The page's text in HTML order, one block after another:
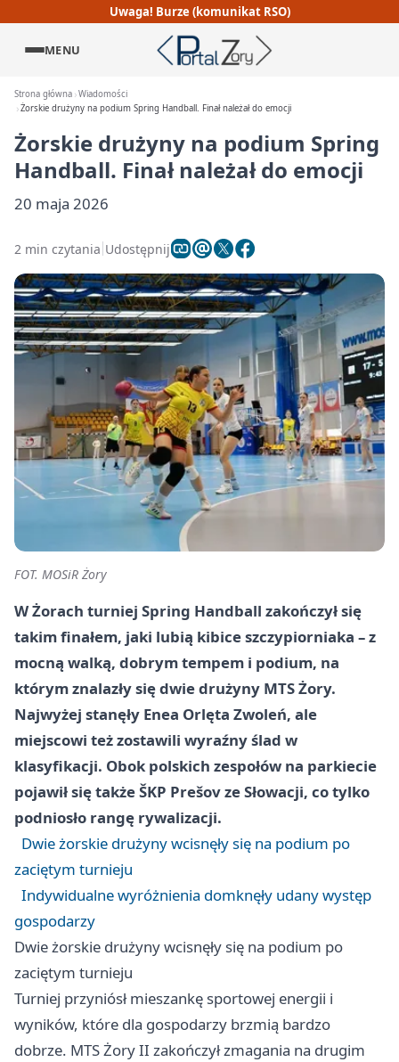
Uwaga! Burze (komunikat RSO)
MENU
Strona główna Wiadomości
Żorskie drużyny na podium Spring Handball. Finał należał do emocji
Żorskie drużyny na podium Spring
Handball. Finał należał do emocji
20 maja 2026
2 min czytania Udostępnij
FOT. MOSiR Żory
W Żorach turniej Spring Handball zakończył się
takim finałem, jaki lubią kibice szczypiorniaka – z
mocną walką, dobrym tempem i podium, na
którym znalazły się dwie drużyny MTS Żory.
Najwyżej stanęły Enea Orlęta Zwoleń, ale
miejscowi też zostawili wyraźny ślad w
klasyfikacji. Obok polskich zespołów na parkiecie
pojawił się także ŠKP Prešov ze Słowacji, co tylko
podniosło rangę rywalizacji.
Dwie żorskie drużyny wcisnęły się na podium po
zaciętym turnieju
Indywidualne wyróżnienia domknęły udany występ
gospodarzy
Dwie żorskie drużyny wcisnęły się na podium po
zaciętym turnieju
Turniej przyniósł mieszankę sportowej energii i
wyników, które dla gospodarzy brzmią bardzo
dobrze. MTS Żory II zakończył zmagania na drugim